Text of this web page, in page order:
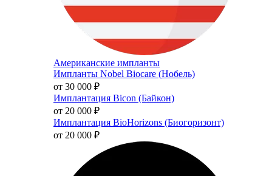
Американские импланты
Импланты Nobel Biocare (Нобель)
от 30 000 ₽
Имплантация Bicon (Байкон)
от 20 000 ₽
Имплантация BioHorizons (Биогоризонт)
от 20 000 ₽